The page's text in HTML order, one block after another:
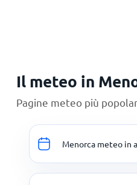
Il meteo in
Pagine meteo più
Menorca meteo in